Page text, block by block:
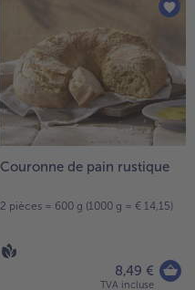
Couronne de pain rustique
2 pièces = 600 g (1000 g = € 14,15)
8,49 €
TVA incluse